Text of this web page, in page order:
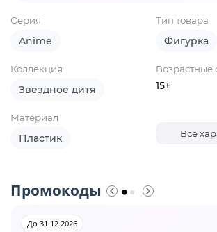
Серия
Anime
Тип товара
Фигурка
Коллекция
Звездное дитя
Возрастные
15+
Материал
Пластик Все
Промокоды
До 31.12.2026